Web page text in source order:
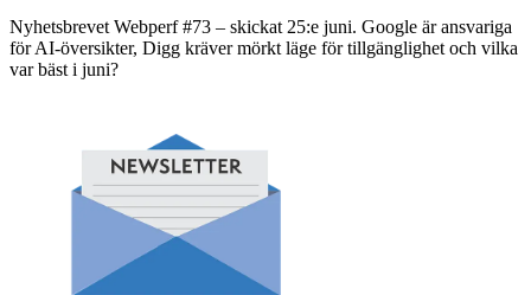
Nyhetsbrevet Webperf #73 – skickat 25:e juni. Google är ansvariga
för AI-översikter, Digg kräver mörkt läge för tillgänglighet och vilka
var bäst i juni?